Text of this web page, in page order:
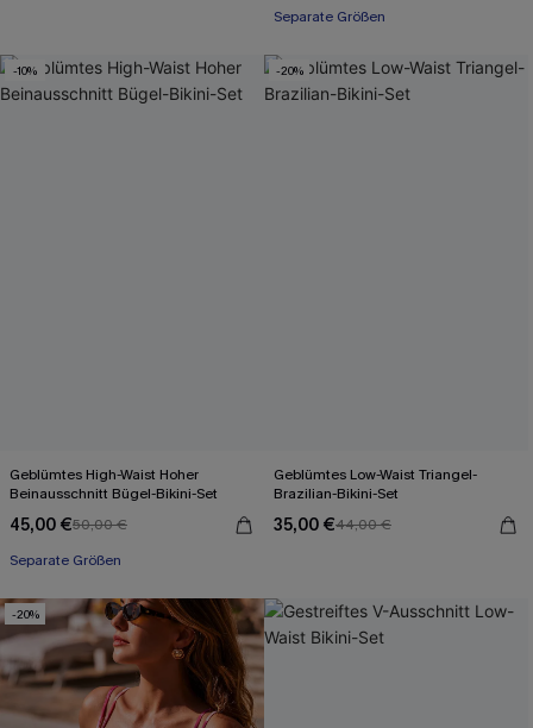
Separate Größen
-10%
Geblümtes High-Waist Hoher
Beinausschnitt Bügel-Bikini-Set
45,00 €50,00 €
Mit Gratis-Maßband
Separate Größen
-20%
Geblümtes Low-Waist Triangel-
Brazilian-Bikini-Set
35,00 €44,00 €
-20%